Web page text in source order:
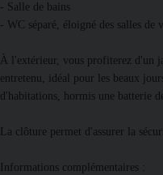
- Salle de bains
- WC séparé, éloigné des salles
À l'extérieur, vous profiterez d'un
entretenu, idéal pour les beaux
d'habitations, hormis une batterie
La clôture permet d'assurer la
Informations complémentaires :